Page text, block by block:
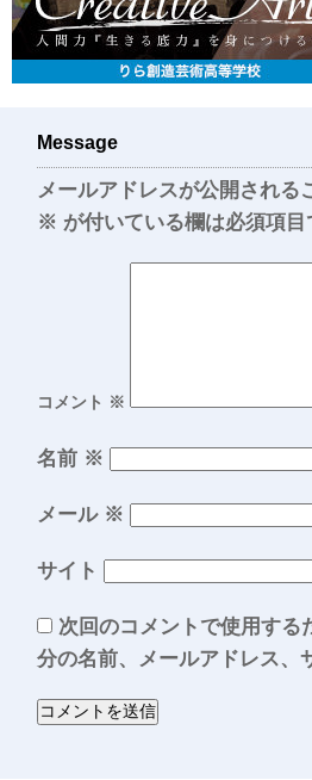
Message
メールアドレスが公開される
※ が付いている欄は必須項目
コメント ※
名前 ※
メール ※
サイト
次回のコメントで使用する
分の名前、メールアドレス、